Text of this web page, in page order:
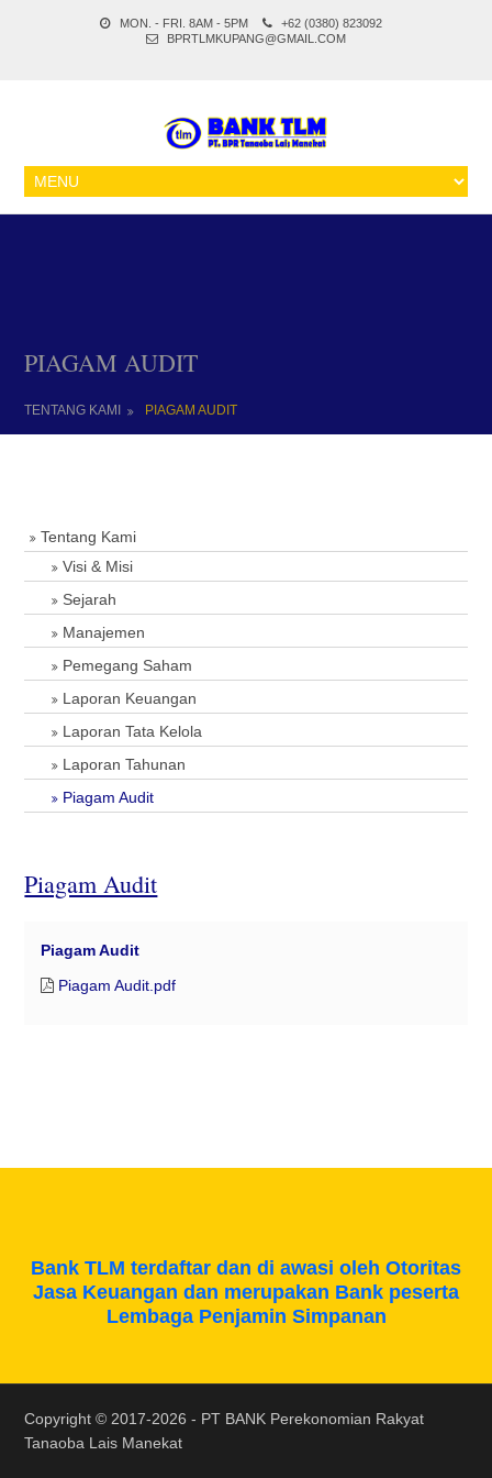
MON. - FRI. 8AM - 5PM
+62 (0380) 823092
BPRTLMKUPANG@GMAIL.COM
PIAGAM AUDIT
TENTANG KAMI PIAGAM AUDIT
Tentang Kami
Visi & Misi
Sejarah
Manajemen
Pemegang Saham
Laporan Keuangan
Laporan Tata Kelola
Laporan Tahunan
Piagam Audit
Piagam Audit
Piagam Audit
Piagam Audit.pdf
Bank TLM terdaftar dan di awasi oleh Otoritas
Jasa Keuangan dan merupakan Bank peserta
Lembaga Penjamin Simpanan
Copyright © 2017-2026 - PT BANK Perekonomian Rakyat
Tanaoba Lais Manekat